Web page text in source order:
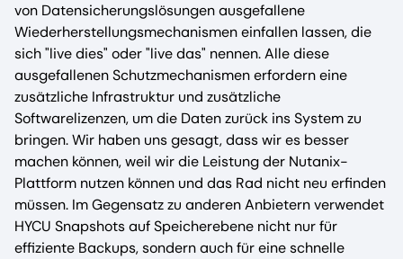
von Datensicherungslösungen ausgefallene
Wiederherstellungsmechanismen einfallen lassen, die
sich "live dies" oder "live das" nennen. Alle diese
ausgefallenen Schutzmechanismen erfordern eine
zusätzliche Infrastruktur und zusätzliche
Softwarelizenzen, um die Daten zurück ins System zu
bringen. Wir haben uns gesagt, dass wir es besser
machen können, weil wir die Leistung der Nutanix-
Plattform nutzen können und das Rad nicht neu erfinden
müssen. Im Gegensatz zu anderen Anbietern verwendet
HYCU Snapshots auf Speicherebene nicht nur für
effiziente Backups, sondern auch für eine schnelle